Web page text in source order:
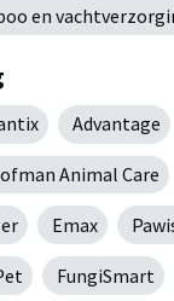
en
Advantage
Animal Care
Emax
FungiSmart